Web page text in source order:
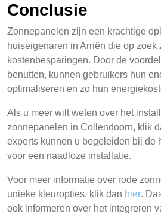
Conclusie
Zonnepanelen zijn een krachtige
huiseigenaren in Arriën die op zoek
kostenbesparingen. Door de
benutten, kunnen gebruikers hun
optimaliseren en zo hun
Als u meer wilt weten over het
zonnepanelen in Collendoorn, klik
experts kunnen u begeleiden bij de
voor een naadloze installatie.
Voor meer informatie over rode
unieke kleuropties, klik dan hier.
ook informeren over het integreren